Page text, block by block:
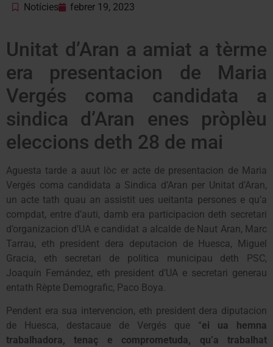
Notícies febrer 19, 2023
Unitat d’Aran a amiat a tèrme
era presentacion de Maria
Vergés coma candidata a
sindica d’Aran enes pròplèu
eleccions deth 28 de mai
Aguesta tarde a auut lòc er acte de presentacion de Maria
Vergés coma candidata a Sindica d’Aran per Unitat d’Aran,
un acte tath quau an assistit ues ueitanta persones e qu’a
compdat, entre d’auti, damb era participacion deth secretari
d’organizacion d’UA e candidat a alcalde de Naut Aran, Marc
Tarrau, eth president dera deputacion de Huesca, Miguel
Gracia, eth secretari de politica municipau deth PSC,
Joaquín Fernández, eth president d’UA e secretari generau
entath Rèpte Demografic, Paco Boya.
Pendent era sua intervencion, eth president dera diputacion
de Huesca, destacaue de Vergés que “ei ua hemna
trabalhadora, tenaç e comprometuda, qu’a trabalhat